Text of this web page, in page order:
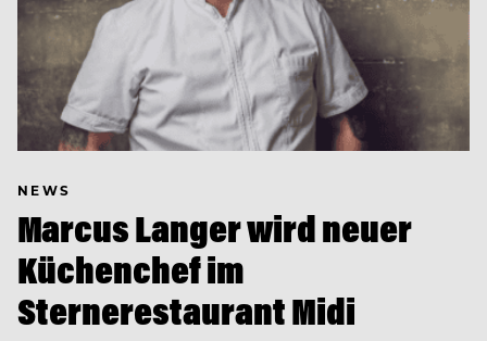
NEWS
Marcus Langer wird neuer
Küchenchef im
Sternerestaurant Midi